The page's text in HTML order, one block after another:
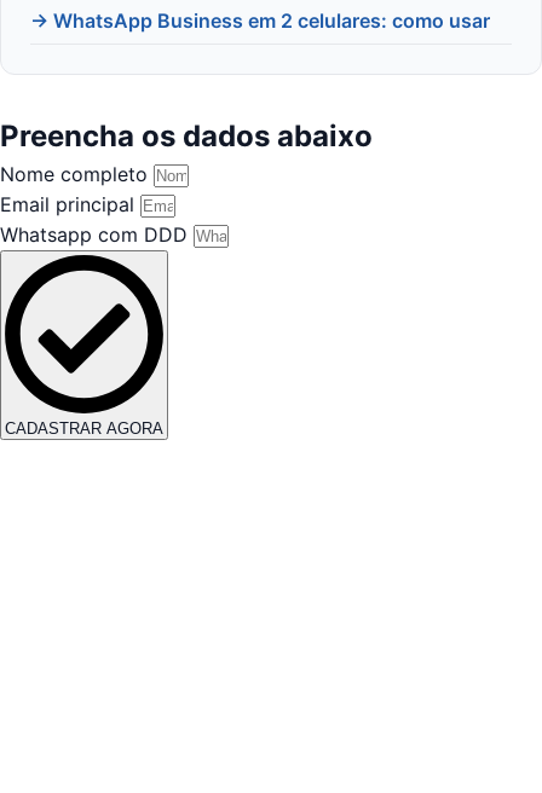
→ WhatsApp Business em 2 celulares: como usar
Preencha os dados abaixo
Nome completo
Email principal
Whatsapp com DDD
CADASTRAR AGORA